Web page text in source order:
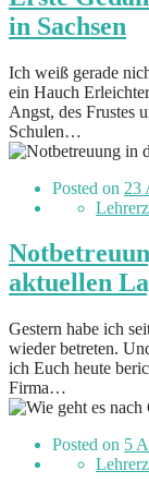
in Sachsen
Ich weiß gerade
ein Hauch
Angst, des Frustes
Schulen…
Posted on 23
aktuellen
Gestern habe ich
wieder betreten.
ich Euch heute
Firma…
Posted on 5